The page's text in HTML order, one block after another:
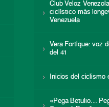
Club Veloz
ciclístico más
Venezuela
Vera Fortique: voz
del 41
Inicios del ciclismo
«Pega Betulio…